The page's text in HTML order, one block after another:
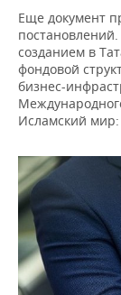
ВОДНЫЕ
ХОККЕЙ С
Еще документ
созданием в
фондовой
бизнес-
Исламский